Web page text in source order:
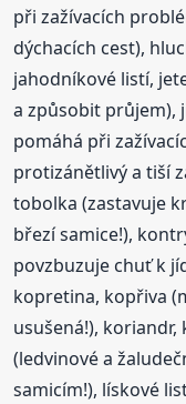
při zažívacích
dýchacích cest),
jahodníkové listí,
a způsobit průjem),
pomáhá při
protizánětlivý a tiší
tobolka (zastavuje
březí samice!),
povzbuzuje chuť k
kopretina, kopřiva
usušená!),
(ledvinové a
samicím!), lískové